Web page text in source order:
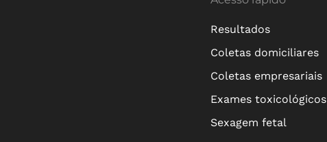
Resultados
Coletas domiciliares
Coletas empresariais
Exames toxicológicos
Sexagem fetal